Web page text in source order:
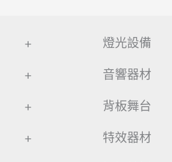
+
+
+
+
燈光設備
音響器材
背板舞台
特效器材